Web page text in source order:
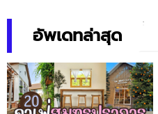
อัพเดทล่าสุด